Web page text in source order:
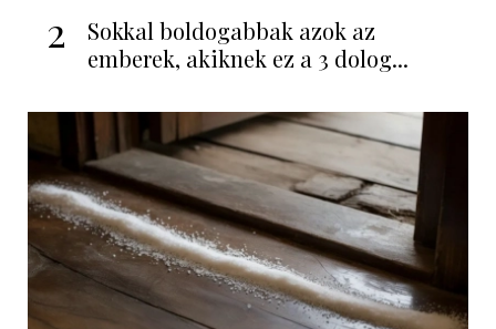
2
Sokkal boldogabbak azok az
emberek, akiknek ez a 3 dolog...